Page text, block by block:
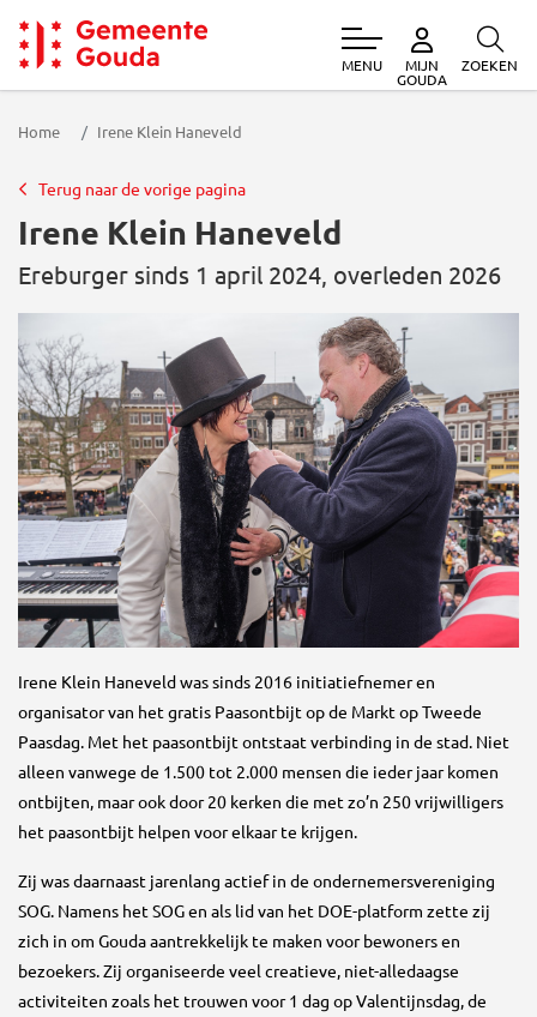
Gemeente Gouda
MENU MIJN
GOUDA
ZOEKEN
Home Irene Klein Haneveld
Terug naar de vorige pagina
Irene Klein Haneveld
Ereburger sinds 1 april 2024, overleden 2026
Irene Klein Haneveld was sinds 2016 initiatiefnemer en
organisator van het gratis Paasontbijt op de Markt op Tweede
Paasdag. Met het paasontbijt ontstaat verbinding in de stad. Niet
alleen vanwege de 1.500 tot 2.000 mensen die ieder jaar komen
ontbijten, maar ook door 20 kerken die met zo’n 250 vrijwilligers
het paasontbijt helpen voor elkaar te krijgen.
Zij was daarnaast jarenlang actief in de ondernemersvereniging
SOG. Namens het SOG en als lid van het DOE-platform zette zij
zich in om Gouda aantrekkelijk te maken voor bewoners en
bezoekers. Zij organiseerde veel creatieve, niet-alledaagse
activiteiten zoals het trouwen voor 1 dag op Valentijnsdag, de